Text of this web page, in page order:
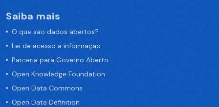
Saiba mais
O que são dados abertos?
Lei de acesso a informação
Parceria para Governo Aberto
Open Knowledge Foundation
Open Data Commons
Open Data Definition